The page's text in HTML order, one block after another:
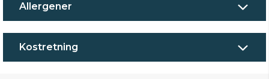
Allergener
Kostretning